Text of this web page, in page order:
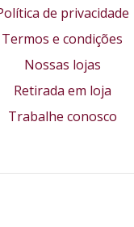
de privacidade
Termos e condições
Nossas lojas
Retirada em loja
Trabalhe conosco